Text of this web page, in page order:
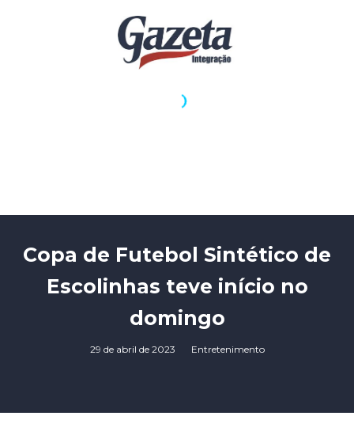
Copa de Futebol Sintético de
Escolinhas teve início no
domingo
29 de abril de 2023 Entretenimento